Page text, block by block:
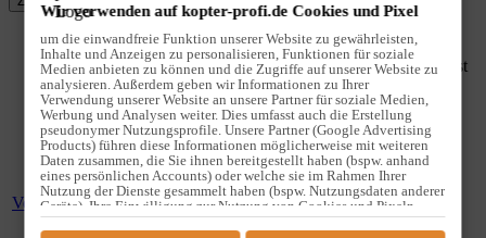
Begriff
Versicherungsbestätigung
Basierend auf § 106 Abs. 1 LuftVZO ist
jedeDrohnen-Versicherung
verpflichtet, dem Drohnen-Piloten
kostenlos eine gesetzeskonforme
Versicherungsbestätigung
auszuhändigen. Diese
Versicherungsbestätigung muss
mindestens die folgenden Punkte
bestätigen: das Bestehen der Drohnen-
Wir verwenden auf kopter-profi.de Cookies und Pixel
um die einwandfreie Funktion unserer Website zu gewährleisten,
Inhalte und Anzeigen zu personalisieren, Funktionen für soziale
Medien anbieten zu können und die Zugriffe auf unserer Website zu
analysieren. Außerdem geben wir Informationen zu Ihrer
Verwendung unserer Website an unsere Partner für soziale Medien,
Werbung und Analysen weiter. Dies umfasst auch die Erstellung
pseudonymer Nutzungsprofile. Unsere Partner (Google Advertising
Products) führen diese Informationen möglicherweise mit weiteren
Daten zusammen, die Sie ihnen bereitgestellt haben (bspw. anhand
eines persönlichen Accounts) oder welche sie im Rahmen Ihrer
Nutzung der Dienste gesammelt haben (bspw. Nutzungsdaten anderer
Geräte). Ihre Einwilligung zur Nutzung von Cookies und Pixeln
können Sie jederzeit widerrufen, indem Sie auf den Datenschutz-